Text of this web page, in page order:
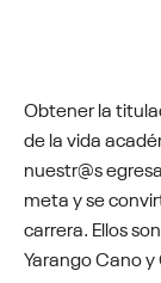
Obtener la
de la vida
nuestr@s
meta y se
carrera. Ellos
Yarango Cano